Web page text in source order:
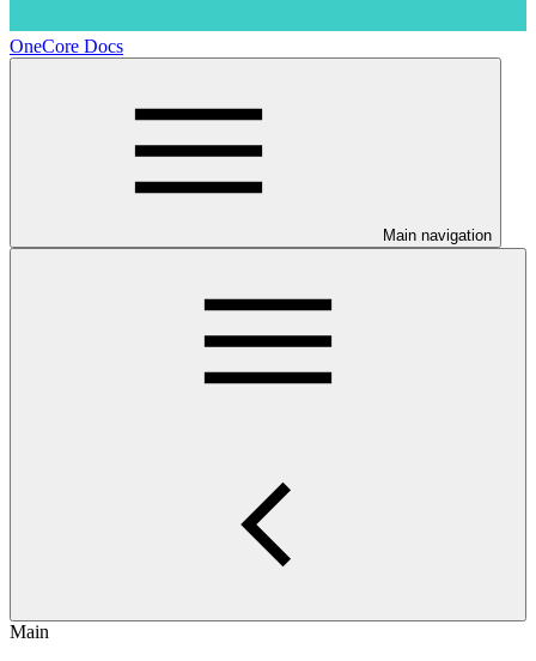
OneCore Docs
Main navigation
Main